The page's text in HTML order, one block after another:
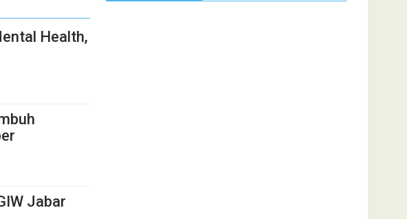
Health,
Jabar